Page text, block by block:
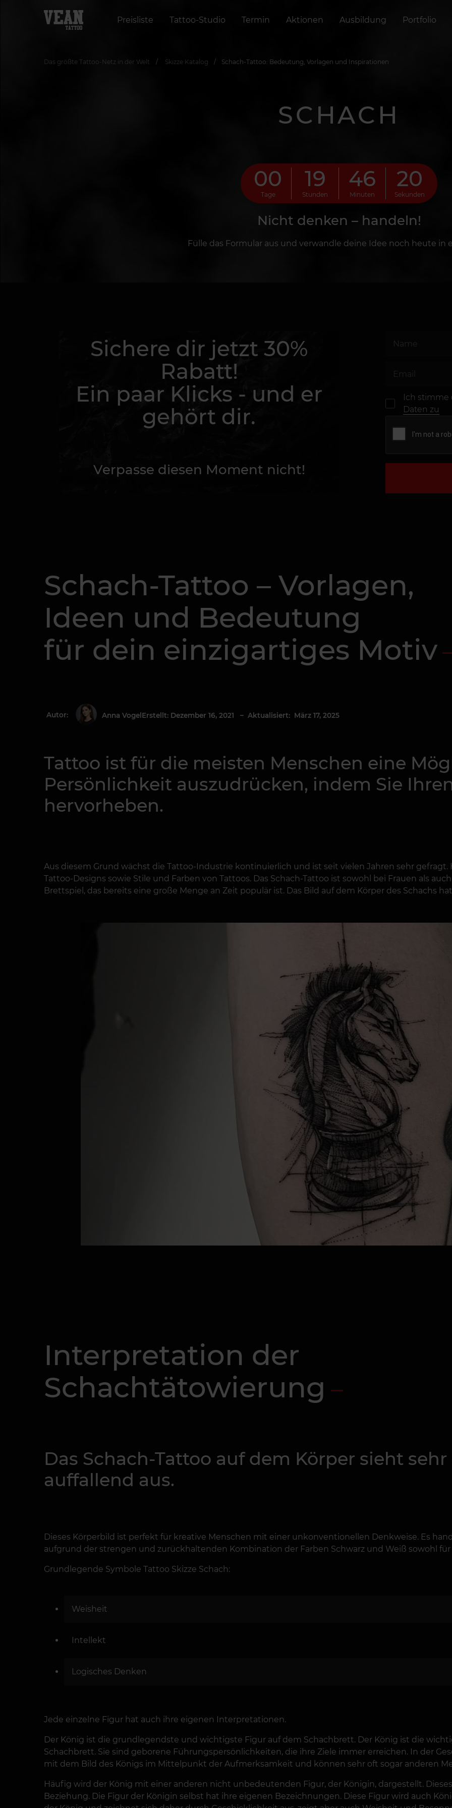
Preisliste Tattoo-Studio Termin Aktionen Ausbildung Portfolio
Das größte Tattoo-Netz in der Welt Skizze Katalog Schach-Tattoo: Bedeutung, Vorlagen und Inspirationen
SCHACH
00
Tage
19
Stunden
46
Minuten
17
Sekunden
Nicht denken – handeln!
Fülle das Formular aus und verwandle deine Idee noch heute in
Sichere dir jetzt 30%
Rabatt!
Ein paar Klicks - und er
gehört dir.
Verpasse diesen Moment nicht!
Ich stimme
Daten zu
Schach-Tattoo – Vorlagen,
Ideen und Bedeutung
für dein einzigartiges Motiv
Autor: Anna Vogel Erstellt: Dezember 16, 2021 – Aktualisiert: März 17, 2025
Tattoo ist für die meisten Menschen eine
Persönlichkeit auszudrücken, indem Sie
hervorheben.
Aus diesem Grund wächst die Tattoo-Industrie kontinuierlich und ist seit vielen Jahren sehr
Tattoo-Designs sowie Stile und Farben von Tattoos. Das Schach-Tattoo ist sowohl bei Frauen als
Brettspiel, das bereits eine große Menge an Zeit populär ist. Das Bild auf dem Körper des Schachs
Interpretation der
Schachtätowierung
Das Schach-Tattoo auf dem Körper sieht
auffallend aus.
Dieses Körperbild ist perfekt für kreative Menschen mit einer unkonventionellen Denkweise. Es
aufgrund der strengen und zurückhaltenden Kombination der Farben Schwarz und Weiß sowohl
Grundlegende Symbole Tattoo Skizze Schach:
Weisheit
Intellekt
Logisches Denken
Jede einzelne Figur hat auch ihre eigenen Interpretationen.
Der König ist die grundlegendste und wichtigste Figur auf dem Schachbrett. Der König ist die
Schachbrett. Sie sind geborene Führungspersönlichkeiten, die ihre Ziele immer erreichen. In der
mit dem Bild des Königs im Mittelpunkt der Aufmerksamkeit und können sehr oft sogar anderen
Häufig wird der König mit einer anderen nicht unbedeutenden Figur, der Königin, dargestellt.
Beziehung. Die Figur der Königin selbst hat ihre eigenen Bezeichnungen. Diese Figur wird auch